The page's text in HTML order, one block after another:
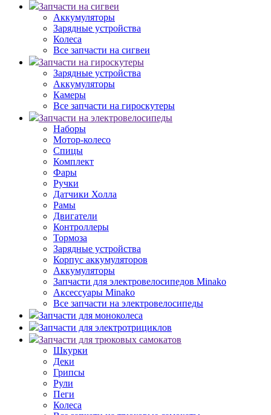
Запчасти на сигвеи
Аккумуляторы
Зарядные устройства
Колеса
Все запчасти на сигвеи
Запчасти на гироскутеры
Зарядные устройства
Аккумуляторы
Камеры
Все запчасти на гироскутеры
Запчасти на электровелосипеды
Наборы
Мотор-колесо
Спицы
Комплект
Фары
Ручки
Датчики Холла
Рамы
Двигатели
Контроллеры
Тормоза
Зарядные устройства
Корпус аккумуляторов
Аккумуляторы
Запчасти для электровелосипедов Minako
Аксессуары Minako
Все запчасти на электровелосипеды
Запчасти для моноколеса
Запчасти для электротрициклов
Запчасти для трюковых самокатов
Шкурки
Деки
Грипсы
Рули
Пеги
Колеса